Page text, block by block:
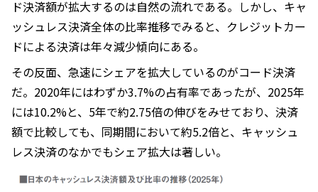
ド決済額が拡大するのは自然の流れである。しかし、キャ
ッシュレス決済全体の比率推移でみると、クレジットカー
ドによる決済は年々減少傾向にある。
その反面、急速にシェアを拡大しているのがコード決済
だ。2020年にはわずか3.7%の占有率であったが、2025年
には10.2%と、5年で約2.75倍の伸びをみせており、決済
額で比較しても、同期間において約5.2倍と、キャッシュ
レス決済のなかでもシェア拡大は著しい。